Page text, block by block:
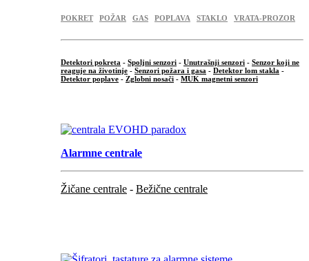
POKRET POŽAR GAS POPLAVA STAKLO VRATA-PROZOR
Detektori pokreta - Spoljni senzori - Unutrašnji senzori - Senzor koji ne
reaguje na životinje - Senzori požara i gasa - Detektor lom stakla -
Detektor poplave - Zglobni nosači - MUK magnetni senzori
Alarmne centrale
Žičane centrale - Bežične centrale